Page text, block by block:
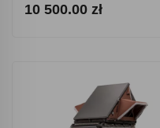
10 500.00 zł